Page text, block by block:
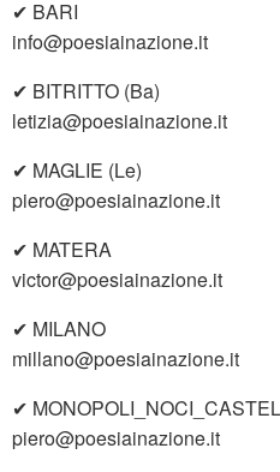
✔ BARI
info@poesiainazione.it
✔ BITRITTO (Ba)
letizia@poesiainazione.it
✔ MAGLIE (Le)
piero@poesiainazione.it
✔ MATERA
victor@poesiainazione.it
✔ MILANO
millano@poesiainazione.it
✔
piero@poesiainazione.it